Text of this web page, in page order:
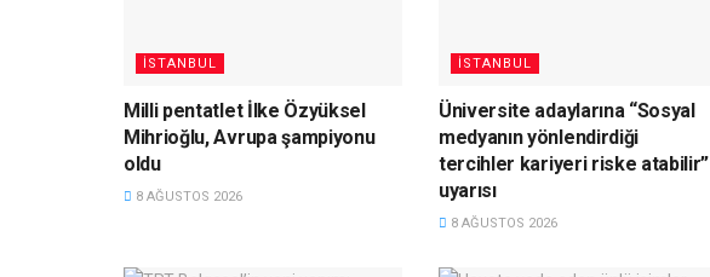
İSTANBUL
Milli pentatlet İlke Özyüksel
Mihrioğlu, Avrupa şampiyonu
oldu
8 AĞUSTOS 2026
İSTANBUL
Üniversite adaylarına “Sosyal
medyanın yönlendirdiği
tercihler kariyeri riske atabilir”
uyarısı
8 AĞUSTOS 2026